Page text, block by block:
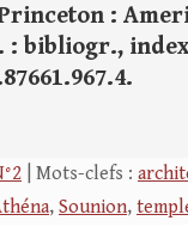
:
: bibliogr.,
| Mots-clefs :
, Sounion,